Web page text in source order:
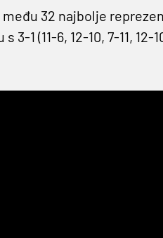
32 najbolje
1 (11-6, 12-10, 7-11, 12-